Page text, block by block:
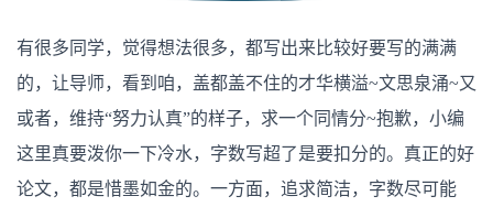
字
被
分
正
确
的
英
有很多同学，觉得想法很多，都写出来比较好要写的满满
的，让导师，看到咱，盖都盖不住的才华横溢~文思泉涌~又
或者，维持“努力认真”的样子，求一个同情分~抱歉，小编
这里真要泼你一下冷水，字数写超了是要扣分的。真正的好
论文，都是惜墨如金的。一方面，追求简洁，字数尽可能